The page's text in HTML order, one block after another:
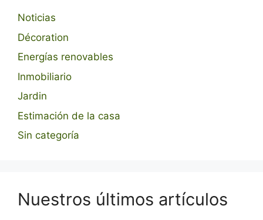
Noticias
Décoration
Energías renovables
Inmobiliario
Jardin
Estimación de la casa
Sin categoría
Nuestros últimos artículos